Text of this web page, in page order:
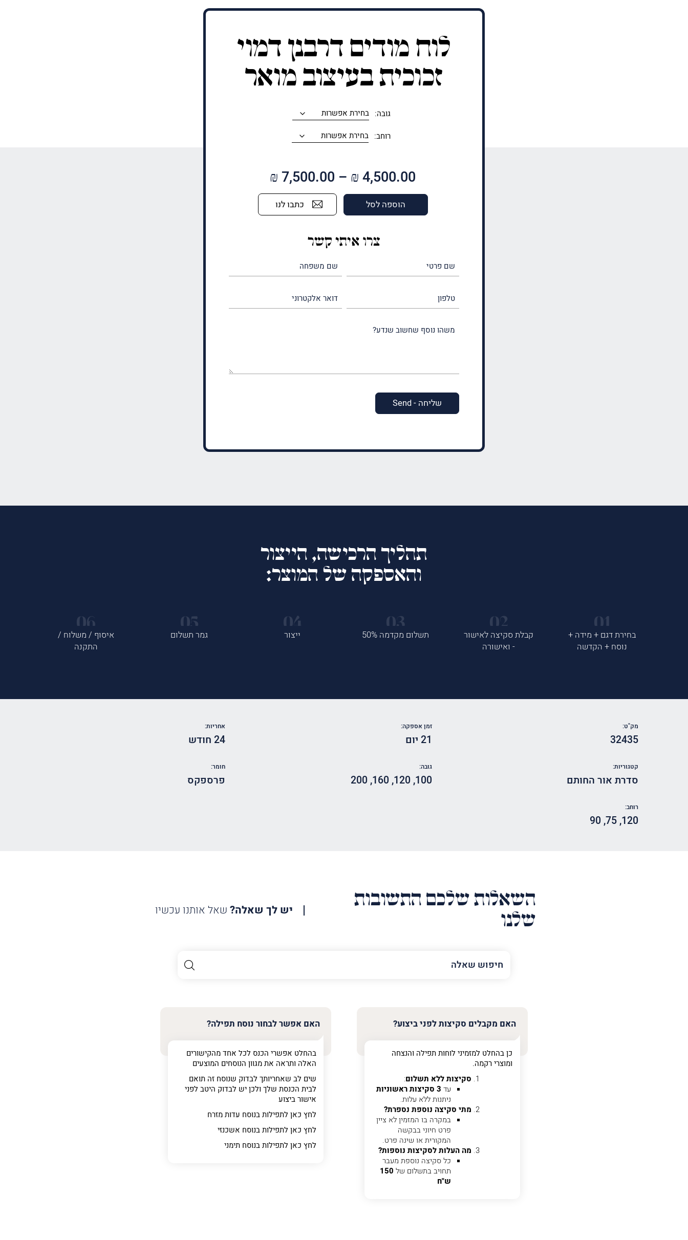
לוח מודים דרבנן דמוי
זכוכית בעיצוב מואר
גובה:
רוחב:
₪ 4,500.00
–
₪ 7,500.00 טווח
מחירים:
הוספה לסל כתבו לנו
צרו איתי קשר
תהליך הרכישה, הייצור
והאספקה של המוצר:
בחירת דגם + מידה +
נוסח + הקדשה
קבלת סקיצה לאישור
- ואישורה
תשלום מקדמה 50% ייצור גמר תשלום
איסוף / משלוח /
התקנה
מק"ט:
32435
זמן אספקה:
21 יום
אחריות:
24 חודש
קטגוריות:
סדרת אור החותם
גובה:
100
,
120
,
160
,
200
חומר:
פרספקס
רוחב:
120
,
75
,
90
השאלות שלכם התשובות
שלנו
יש לך שאלה? שאל אותנו עכשיו
פרט
על
פרט על מה מדובר
האם מקבלים סקיצות לפני ביצוע?
כן בהחלט למזמיני לוחות תפילה והנצחה
ומוצרי רקמה.
סקיצות ללא תשלום:
עד 3 סקיצות ראשוניות
ניתנות ללא עלות.
מתי סקיצה נוספת נספרת?
במקרה בו המזמין לא ציין
פרט חיוני בבקשה
המקורית או שינה פרט.
מה העלות לסקיצות נוספות?
כל סקיצה נוספת מעבר
תחויב בתשלום של 150
ש"ח
האם אפשר לבחור נוסח תפילה?
בהחלט אפשרי הכנס לכל אחד מהקישורים
האלה ותראה את מגוון הנוסחים המוצעים
שים לב שאחריותך לבדוק שנוסח זה תואם
לבית הכנסת שלך ולכן יש לבדוק היטב לפני
אישור ביצוע
לחץ כאן לתפילות בנוסח עדות מזרח
לחץ כאן לתפילות בנוסח אשכנזי
לחץ כאן לתפילות בנוסח תימני